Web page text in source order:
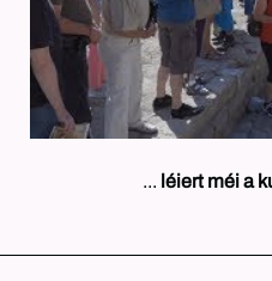
... léiert méi a